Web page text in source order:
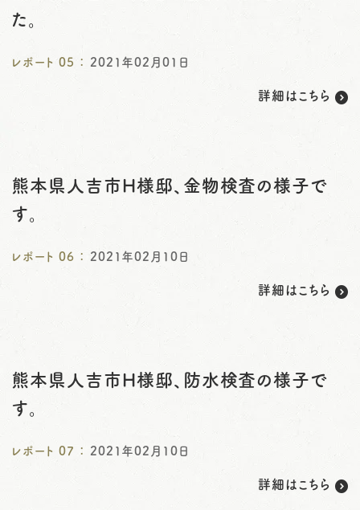
た。
レポート 05 ： 2021年02月01日
詳細はこちら
熊本県人吉市H様邸、金物検査の様子で
す。
レポート 06 ： 2021年02月10日
詳細はこちら
熊本県人吉市H様邸、防水検査の様子で
す。
レポート 07 ： 2021年02月10日
詳細はこちら